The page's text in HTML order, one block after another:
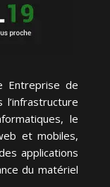
Entreprise de
le
et mobiles,
applications
du matériel